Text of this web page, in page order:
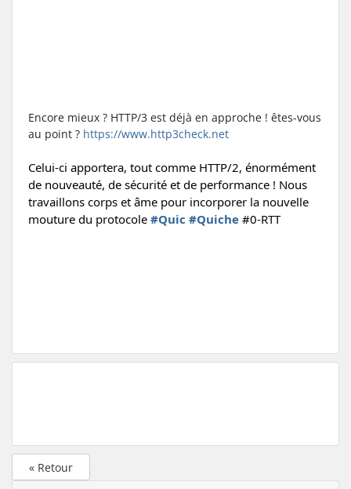
Encore mieux ? HTTP/3 est déjà en approche ! êtes-vous
au point ? https://www.http3check.net
Celui-ci apportera, tout comme HTTP/2, énormément
de nouveauté, de sécurité et de performance ! Nous
travaillons corps et âme pour incorporer la nouvelle
mouture du protocole #Quic #Quiche #0-RTT
« Retour